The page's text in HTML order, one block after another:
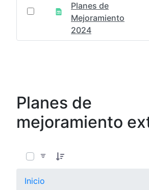
Planes de
Mejoramiento
2024
Planes de
mejoramiento
Inicio